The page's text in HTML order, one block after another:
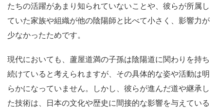
たちの活躍があまり知られていないことや、彼らが所属し
ていた家族や組織が他の陰陽師と比べて小さく、影響力が
少なかったためです。
現代においても、蘆屋道満の子孫は陰陽道に関わりを持ち
続けていると考えられますが、その具体的な姿や活動は明
らかになっていません。しかし、彼らが進んだ道や継承し
た技術は、日本の文化や歴史に間接的な影響を与えている